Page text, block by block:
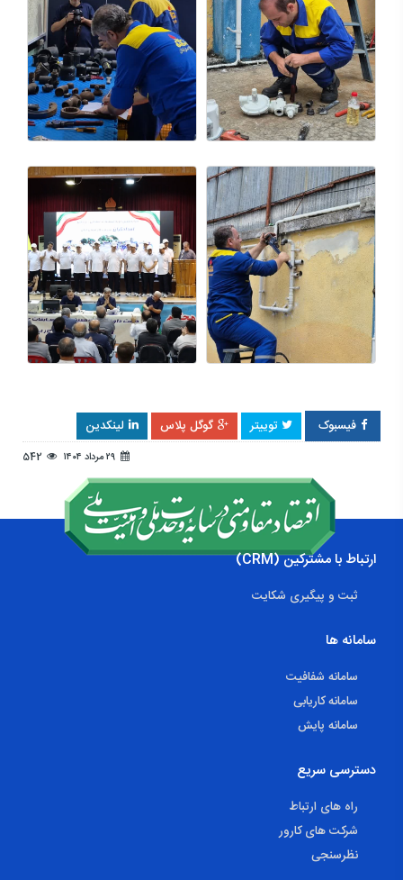
فیسبوک توییتر گوگل پلاس لینکدین
۲۹ مرداد ۱۴۰۴ 542
ارتباط با مشترکین (CRM)
ثبت و پیگیری شکایت
سامانه ها
سامانه شفافیت
سامانه کاریابی
سامانه پایش
دسترسی سریع
راه های ارتباط
شرکت های کارور
نظرسنجی